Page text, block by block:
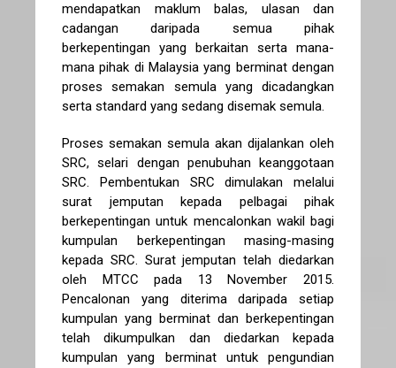
mendapatkan maklum balas, ulasan dan
cadangan daripada semua pihak
berkepentingan yang berkaitan serta mana-
mana pihak di Malaysia yang berminat dengan
proses semakan semula yang dicadangkan
serta standard yang sedang disemak semula.
Proses semakan semula akan dijalankan oleh
SRC, selari dengan penubuhan keanggotaan
SRC. Pembentukan SRC dimulakan melalui
surat jemputan kepada pelbagai pihak
berkepentingan untuk mencalonkan wakil bagi
kumpulan berkepentingan masing-masing
kepada SRC. Surat jemputan telah diedarkan
oleh MTCC pada 13 November 2015.
Pencalonan yang diterima daripada setiap
kumpulan yang berminat dan berkepentingan
telah dikumpulkan dan diedarkan kepada
kumpulan yang berminat untuk pengundian